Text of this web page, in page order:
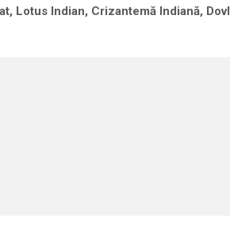
Lotus Indian, Crizantemă Indiană,